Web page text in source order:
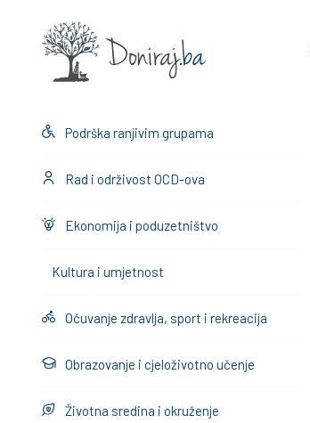
Podrška ranjivim grupama
Rad i održivost OCD-ova
Ekonomija i poduzetništvo
Kultura i umjetnost
Očuvanje zdravlja, sport i rekreacija
Obrazovanje i cjeloživotno učenje
Životna sredina i okruženje